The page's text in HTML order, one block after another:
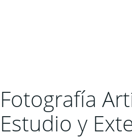
Fotografía
Estudio y